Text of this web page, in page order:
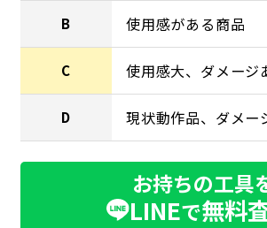
B 使用感がある商品
C 使用感大、ダメージ
D 現状動作品、ダメー
お持ちの工具
LINEで無料